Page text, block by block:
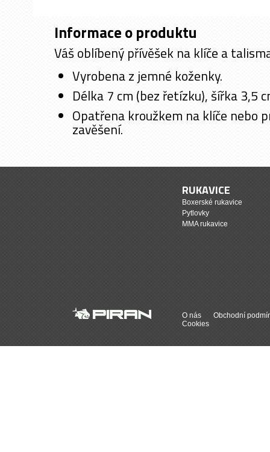
Informace o produktu
Váš oblíbený přívěšek na klíče a
Vyrobena z jemné koženky.
Délka 7 cm (bez řetízku), šířka 3,5
Opatřena kroužkem na klíče nebo
zavěšení.
RUKAVICE
Boxerské rukavice
Pytlovky
MMA rukavice
O nás
Obchodní
Cookies